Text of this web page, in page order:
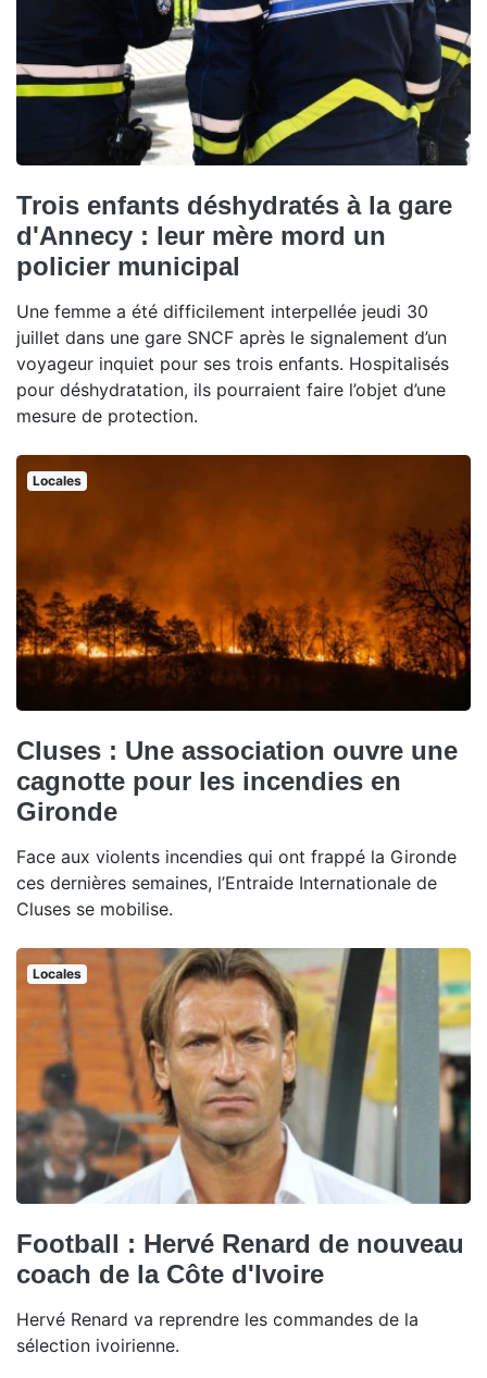
Trois enfants déshydratés à la gare
d'Annecy : leur mère mord un
policier municipal
Une femme a été difficilement interpellée jeudi 30
juillet dans une gare SNCF après le signalement d’un
voyageur inquiet pour ses trois enfants. Hospitalisés
pour déshydratation, ils pourraient faire l’objet d’une
mesure de protection.
Locales
Cluses : Une association ouvre une
cagnotte pour les incendies en
Gironde
Face aux violents incendies qui ont frappé la Gironde
ces dernières semaines, l’Entraide Internationale de
Cluses se mobilise.
Locales
Football : Hervé Renard de nouveau
coach de la Côte d'Ivoire
Hervé Renard va reprendre les commandes de la
sélection ivoirienne.